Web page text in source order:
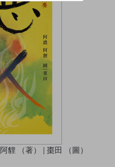
阿貍 （著） | 棗田 （圖）